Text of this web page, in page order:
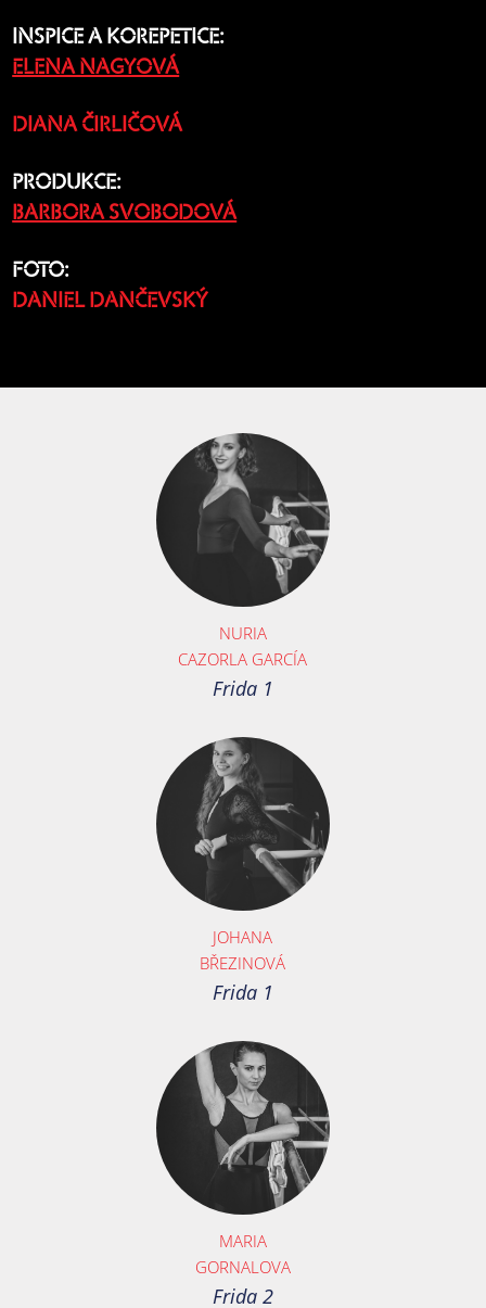
INSPICE A KOREPETICE:
ELENA NAGYOVÁ
DIANA ČIRLIČOVÁ
PRODUKCE:
BARBORA SVOBODOVÁ
FOTO:
DANIEL DANČEVSKÝ
NURIA
CAZORLA GARCÍA
Frida 1
JOHANA
BŘEZINOVÁ
Frida 1
MARIA
GORNALOVA
Frida 2